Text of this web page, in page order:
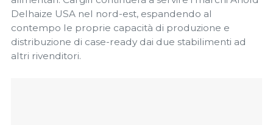
Delhaize USA nel nord-est, espandendo al
contempo le proprie capacità di produzione e
distribuzione di case-ready dai due stabilimenti ad
altri rivenditori.